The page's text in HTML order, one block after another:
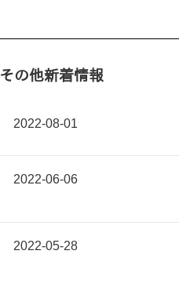
その他新着情報
2022-08-01
2022-06-06
2022-05-28